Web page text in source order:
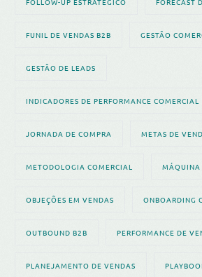
FUNIL DE VENDAS B2B GESTÃO
GESTÃO DE LEADS
INDICADORES DE PERFORMANCE COMERCIAL
JORNADA DE COMPRA METAS DE
METODOLOGIA COMERCIAL MÁQUINA
OBJEÇÕES EM VENDAS ONBOARDING
OUTBOUND B2B PERFORMANCE DE
PLANEJAMENTO DE VENDAS